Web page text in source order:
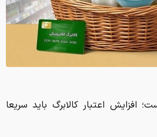
افزایش اعتبار کالابرگ باید سریعا